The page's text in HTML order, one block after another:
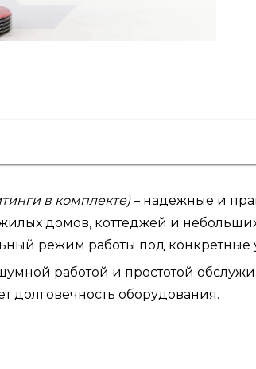
в комплекте)– надежные и
домов, коттеджей и
режим работы под конкретные
работой и простотой
долговечность оборудования.